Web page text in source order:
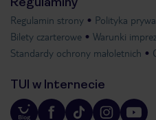
Regulamin strony Polityka
Bilety czarterowe
Warunki
Standardy ochrony małoletnich
TUI w Internecie